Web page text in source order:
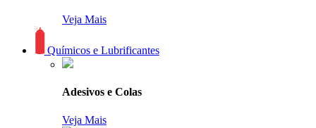
Veja Mais
Químicos e Lubrificantes
Adesivos e Colas
Veja Mais